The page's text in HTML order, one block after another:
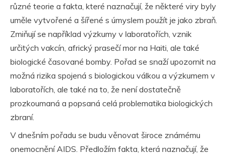
různé teorie a fakta, které naznačují, že některé viry byly
uměle vytvořené a šířené s úmyslem použít je jako zbraň.
Zmiňují se například výzkumy v laboratořích, vznik
určitých vakcín, africký prasečí mor na Haiti, ale také
biologické časované bomby. Pořad se snaží upozornit na
možná rizika spojená s biologickou válkou a výzkumem v
laboratořích, ale také na to, že není dostatečně
prozkoumaná a popsaná celá problematika biologických
zbraní.
V dnešním pořadu se budu věnovat široce známému
onemocnění AIDS. Předložím fakta, která naznačují, že